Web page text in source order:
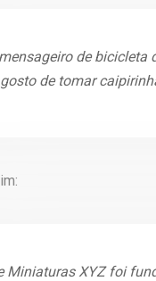
de bicicleta
de tomar
Miniaturas XYZ foi